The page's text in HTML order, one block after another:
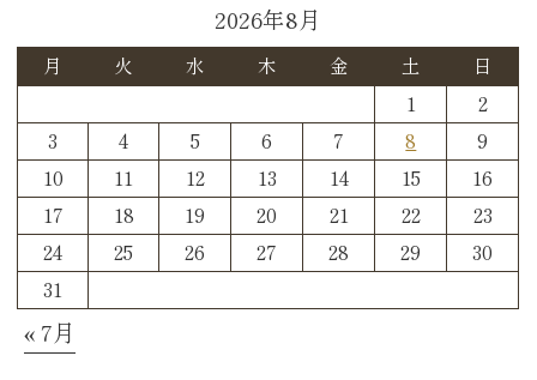
2026年8月
月 火 水 木 金 土 日
1
2
3
4 5 6 7 8
9
10
11 12 13 14 15
16
17
18 19 20 21 22
23
24
25 26 27 28 29
30
31
« 7月